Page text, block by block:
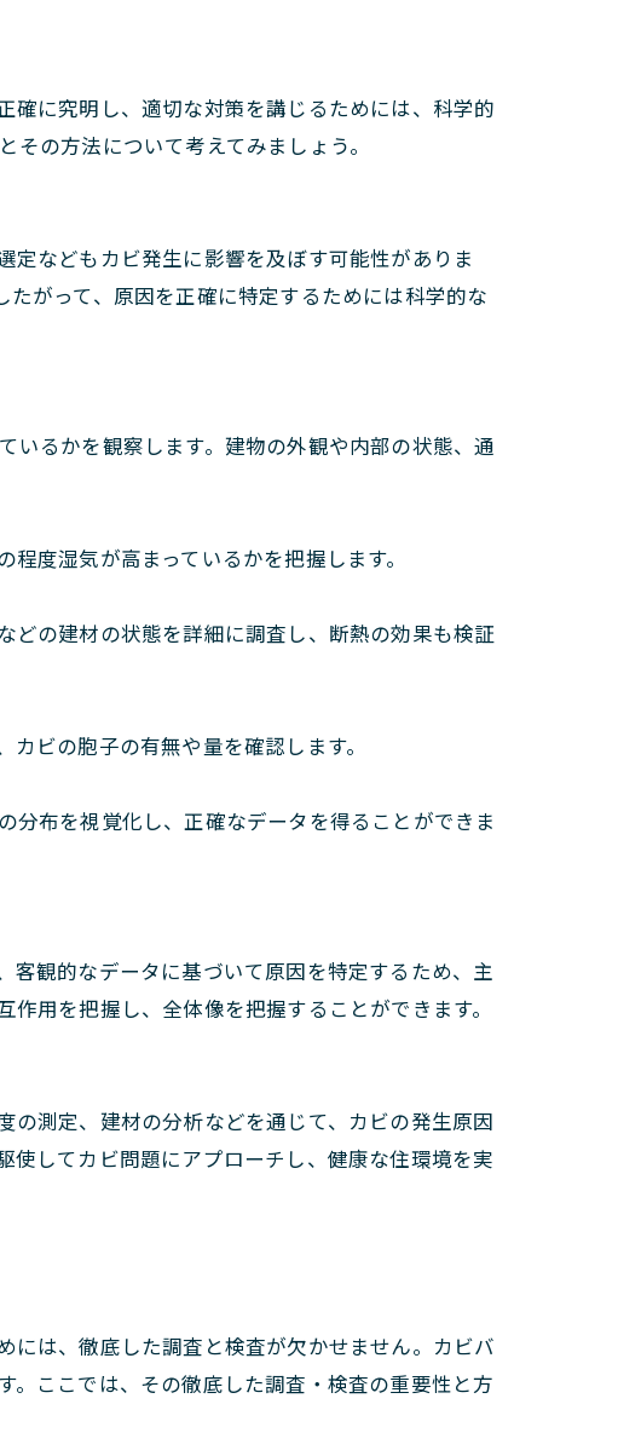
確に究明し、適切な対策を講じるためには、科学的
の方法について考えてみましょう。
などもカビ発生に影響を及ぼす可能性がありま
がって、原因を正確に特定するためには科学的な
いるかを観察します。建物の外観や内部の状態、通
度湿気が高まっているかを把握します。
どの建材の状態を詳細に調査し、断熱の効果も検証
ビの胞子の有無や量を確認します。
布を視覚化し、正確なデータを得ることができま
観的なデータに基づいて原因を特定するため、主
用を把握し、全体像を把握することができます。
測定、建材の分析などを通じて、カビの発生原因
してカビ問題にアプローチし、健康な住環境を実
には、徹底した調査と検査が欠かせません。カビバ
。ここでは、その徹底した調査・検査の重要性と方